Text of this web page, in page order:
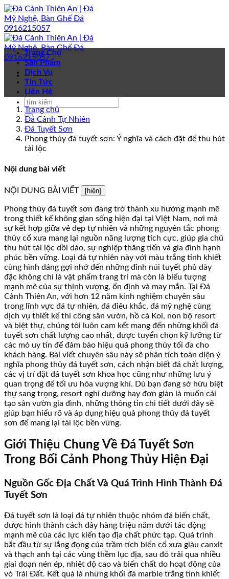
Bỏ
qua
nội
dung
Trang Chủ
Sản Phẩm
Dịch Vụ
Tin Tức
Liên Hệ
Trang chủ
Đá Cảnh Tự Nhiên
Đá Tuyết Sơn
Phong thủy đá tuyết sơn: Ý nghĩa và cách đặt để thu hút
tài lộc
Nội dung bài viết
NỘI DUNG BÀI VIẾT [hiện]
Phong thủy đá tuyết sơn đang trở thành xu hướng mạnh mẽ
trong thiết kế không gian sống hiện đại tại Việt Nam, nơi mà
sự kết hợp giữa vẻ đẹp tự nhiên và những nguyên tắc phong
thủy cổ xưa mang lại nguồn năng lượng tích cực, giúp gia chủ
thu hút tài lộc dồi dào, sự nghiệp thăng tiến và gia đình hạnh
phúc bền vững. Loại đá tự nhiên này với màu trắng tinh khiết
cùng hình dáng gợi nhớ đến những đỉnh núi tuyết phủ dày
đặc không chỉ là vật phẩm trang trí mà còn là biểu tượng
mạnh mẽ của sự thịnh vượng, ổn định và may mắn. Tại Đá
Cảnh Thiên An, với hơn 12 năm kinh nghiệm chuyên sâu
trong lĩnh vực đá tự nhiên, đá điêu khắc, đá mỹ nghệ cùng
dịch vụ thiết kế thi công sân vườn, hồ cá Koi, non bộ resort
và biệt thự, chúng tôi luôn cam kết mang đến những khối đá
tuyết sơn chất lượng cao nhất, được tuyển chọn kỹ lưỡng từ
các mỏ uy tín để đảm bảo hiệu quả phong thủy tối đa cho
khách hàng. Bài viết chuyên sâu này sẽ phân tích toàn diện ý
nghĩa phong thủy đá tuyết sơn, cách nhận biết đá chất lượng,
các vị trí đặt đá tuyết sơn khoa học cũng như những lưu ý
quan trọng để tối ưu hóa vượng khí. Dù bạn đang sở hữu biệt
thự sang trọng, resort nghỉ dưỡng hay đơn giản là muốn cải
tạo sân vườn gia đình, những thông tin chi tiết dưới đây sẽ
giúp bạn hiểu rõ và áp dụng hiệu quả phong thủy đá tuyết
sơn để mang lại tài lộc bền vững.
Giới Thiệu Chung Về Đá Tuyết Sơn
Trong Bối Cảnh Phong Thủy Hiện Đại
Nguồn Gốc Địa Chất Và Quá Trình Hình Thành Đá
Tuyết Sơn
Đá tuyết sơn là loại đá tự nhiên thuộc nhóm đá biến chất,
được hình thành cách đây hàng triệu năm dưới tác động
mạnh mẽ của các lực kiến tạo địa chất phức tạp. Quá trình
bắt đầu từ sự lắng đọng của trầm tích biển cổ xưa giàu canxit
và thạch anh tại các vùng thềm lục địa, sau đó trải qua nhiều
giai đoạn nén ép, nhiệt độ cao và biến chất do hoạt động của
vỏ Trái Đất. Kết quả là những khối đá marble trắng tinh khiết